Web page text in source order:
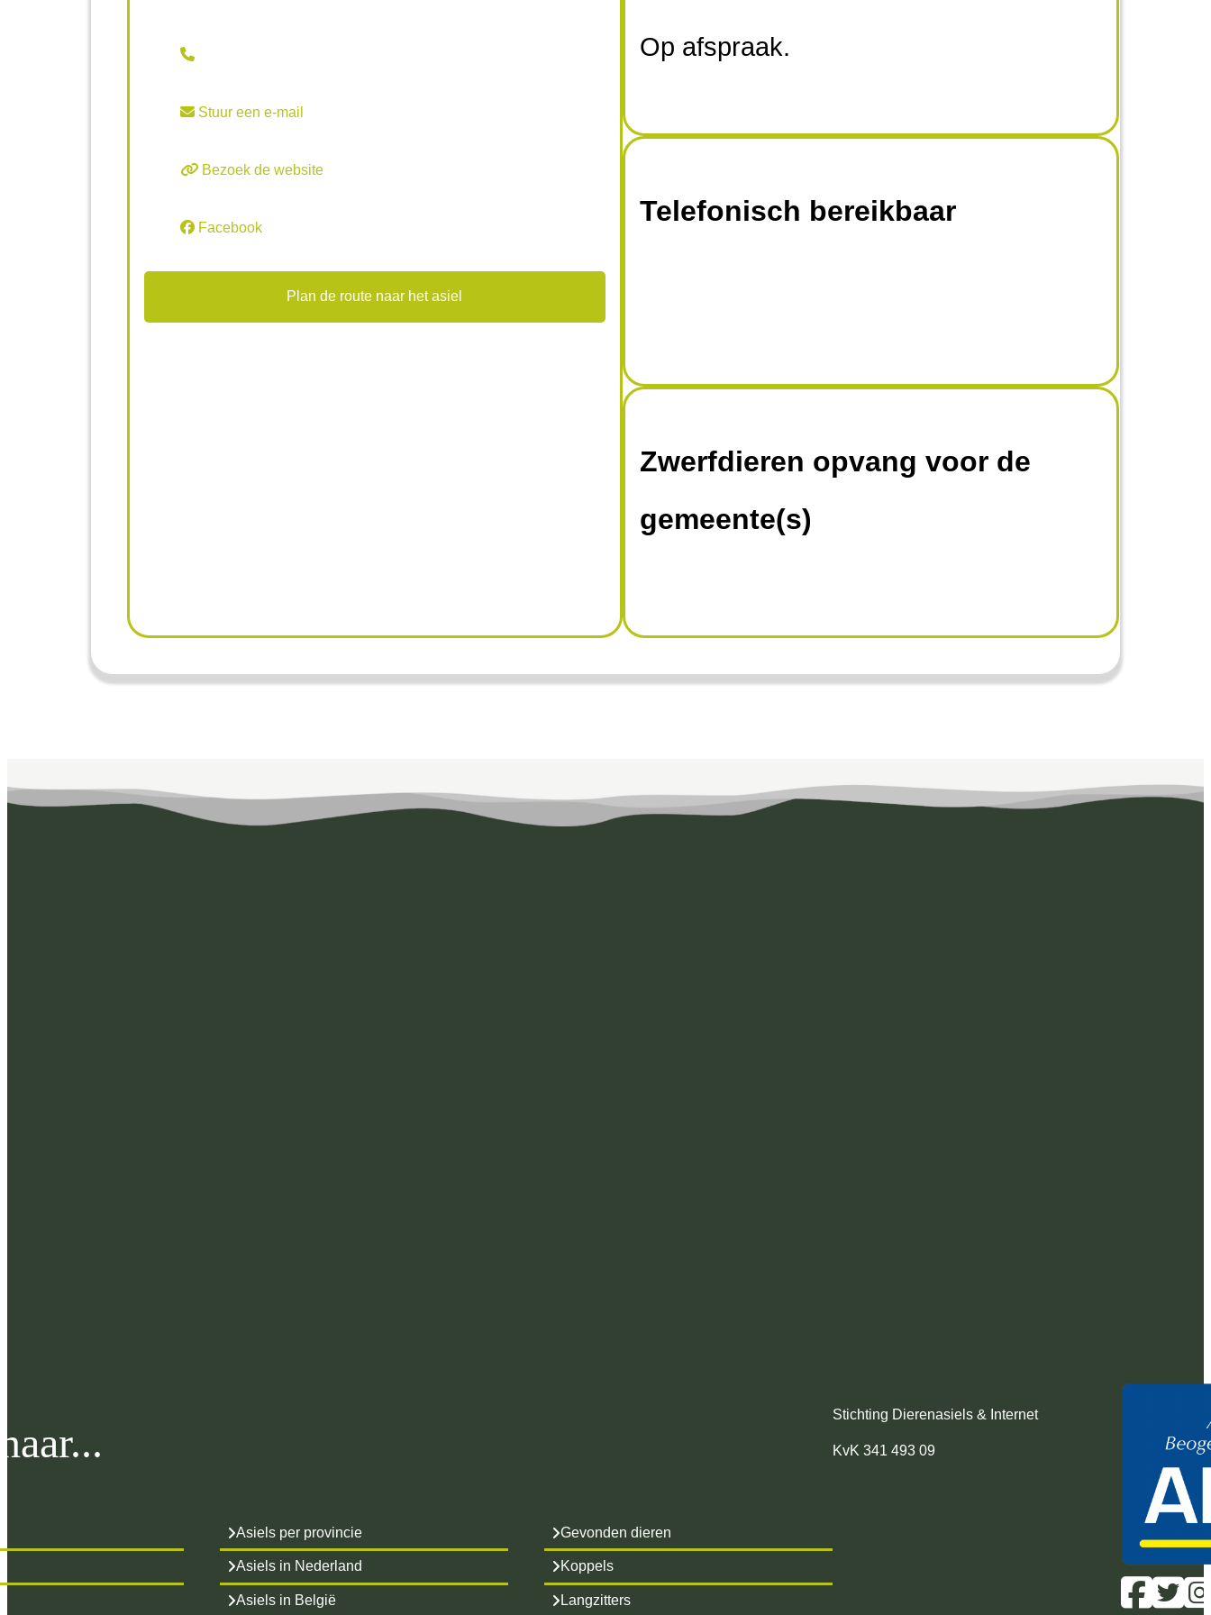
Stuur een e-mail
Bezoek de website
Facebook
Plan de route naar het asiel
Op afspraak.
Telefonisch bereikbaar
Zwerfdieren opvang voor de
gemeente(s)
Asiels per provincie
Asiels in Nederland
Asiels in België
Gevonden dieren
Koppels
Langzitters
Stichting Dierenasiels & Internet
KvK 341 493 09